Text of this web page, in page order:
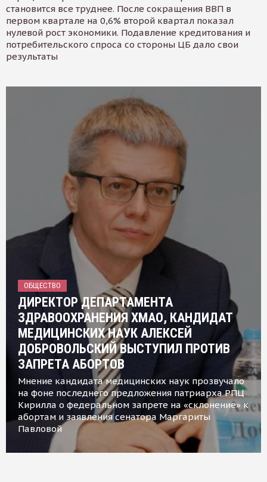
становится все труднее. После сокращения ВВП в
первом квартале на 0,6% второй квартал показал
нулевой рост экономики. Подавление кредитования и
потребительского спроса со стороны ЦБ дало свои
результаты
ОБЩЕСТВО
ДИРЕКТОР ДЕПАРТАМЕНТА
ЗДРАВООХРАНЕНИЯ ХМАО, КАНДИДАТ
МЕДИЦИНСКИХ НАУК АЛЕКСЕЙ
ДОБРОВОЛЬСКИЙ ВЫСТУПИЛ ПРОТИВ
ЗАПРЕТА АБОРТОВ
Мнение кандидата медицинских наук прозвучало
на фоне последнего предложения патриарха РПЦ
Кирилла о федеральном запрете на «склонение» к
абортам и заявления сенатора Маргариты
Павловой